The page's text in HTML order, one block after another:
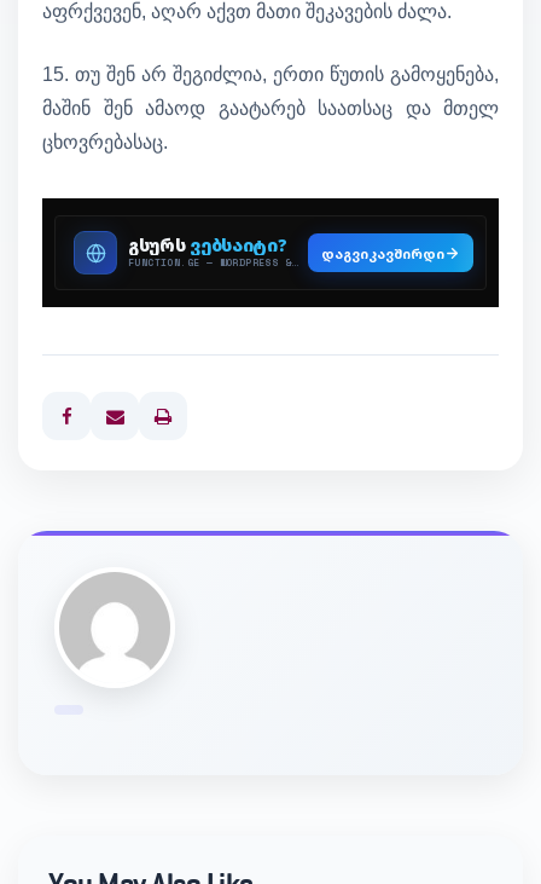
აფრქვევენ, აღარ აქვთ მათი შეკავების ძალა.
15. თუ შენ არ შეგიძლია, ერთი წუთის გამოყენება,
მაშინ შენ ამაოდ გაატარებ საათსაც და მთელ
ცხოვრებასაც.
Print